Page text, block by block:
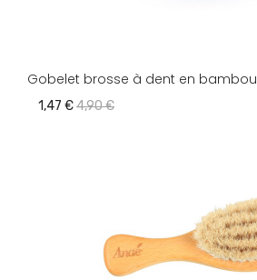
Gobelet brosse à dent en bambou
1,47 €4,90 €